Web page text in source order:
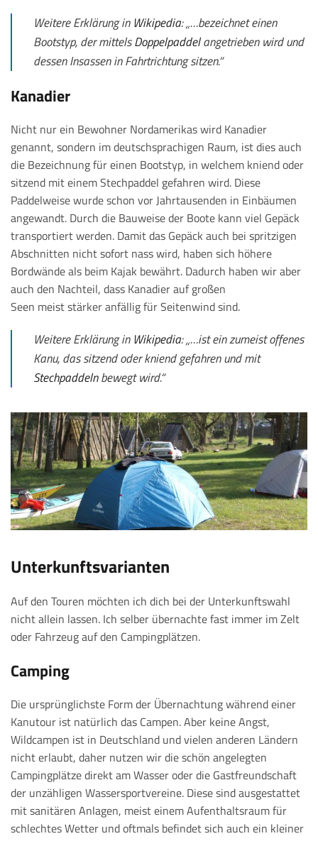
Weitere Erklärung inWikipedia: „…bezeichnet einen
Bootstyp, der mittelsDoppelpaddelangetrieben wird und
dessen Insassen in Fahrtrichtung sitzen.“
Kanadier
Nicht nur ein Bewohner Nordamerikas wird Kanadier
genannt, sondern im deutschsprachigen Raum, ist dies auch
die Bezeichnung für einen Bootstyp, in welchem kniend oder
sitzend mit einem Stechpaddel gefahren wird. Diese
Paddelweise wurde schon vor Jahrtausenden in Einbäumen
angewandt. Durch die Bauweise der Boote kann viel Gepäck
transportiert werden. Damit das Gepäck auch bei spritzigen
Abschnitten nicht sofort nass wird, haben sich höhere
Bordwände als beim Kajak bewährt. Dadurch haben wir aber
auch den Nachteil, dass Kanadier auf großen
Seen meist stärker anfällig für Seitenwind sind.
Weitere Erklärung inWikipedia: „…ist ein zumeist offenes
Kanu, das sitzend oder kniend gefahren und mit
Stechpaddelnbewegt wird.“
Unterkunftsvarianten
Auf den Touren möchten ich dich bei der Unterkunftswahl
nicht allein lassen. Ich selber übernachte fast immer im Zelt
oder Fahrzeug auf den Campingplätzen.
Camping
Die ursprünglichste Form der Übernachtung während einer
Kanutour ist natürlich das Campen. Aber keine Angst,
Wildcampen ist in Deutschland und vielen anderen Ländern
nicht erlaubt, daher nutzen wir die schön angelegten
Campingplätze direkt am Wasser oder die Gastfreundschaft
der unzähligen Wassersportvereine. Diese sind ausgestattet
mit sanitären Anlagen, meist einem Aufenthaltsraum für
schlechtes Wetter und oftmals befindet sich auch ein kleiner